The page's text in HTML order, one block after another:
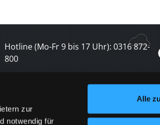
zur
notwendig für
Alle
Hotline (Mo-Fr 9 bis 17 Uhr): 0316 872-
800
Newsletter
und keine Veranstaltung verpassen